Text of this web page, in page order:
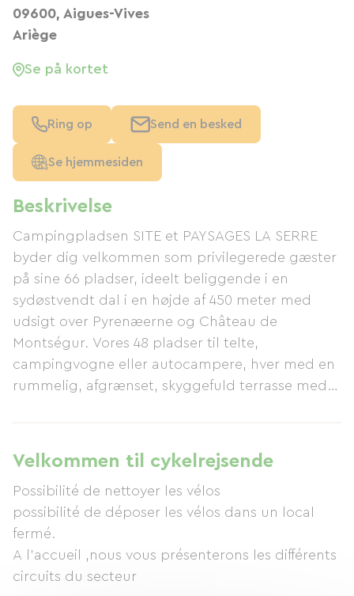
Beskrivelse
Campingpladsen SITE et PAYSAGES LA SERRE
byder dig velkommen som privilegerede gæster
på sine 66 pladser, ideelt beliggende i en
sydøstvendt dal i en højde af 450 meter med
udsigt over Pyrenæerne og Château de
Montségur. Vores 48 pladser til telte,
campingvogne eller autocampere, hver med en
rummelig, afgrænset, skyggefuld terrasse med
ligger i naturlige omgivelser og kan hver især
prale af et stort privat område. Et træhus på en
1000 m² grund er også tilgængeligt. NYT I 2015:
Vi installerer to WOODLODGE-telte, der er
tilgængelige fra juni, og et COTTON LODGE
NATURE-telt. Swimmingpoolen og solariet, der
er åbne fra juni, er designet til at tilbyde alle fred
Velkommen til cykelrejsende
Possibilité de nettoyer les vélos
possibilité de déposer les vélos dans un local
fermé.
A l'accueil ,nous vous présenterons les différents
circuits du secteur
09600, Aigues-Vives
Ariège
Se på kortet
Ring op Send en besked
Se hjemmesiden